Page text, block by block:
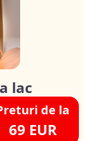
lac
de la
69 EUR